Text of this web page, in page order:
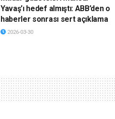
Yavaş’ı hedef almıştı: ABB’den o
haberler sonrası sert açıklama
2026-03-30